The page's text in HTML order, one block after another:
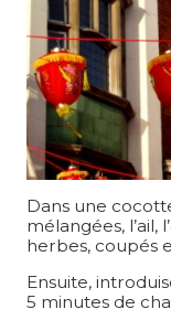
Dans une
mélangées, l’ail,
herbes, coupés
Ensuite,
5 minutes de